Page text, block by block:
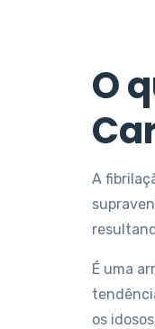
O
A
É uma
os